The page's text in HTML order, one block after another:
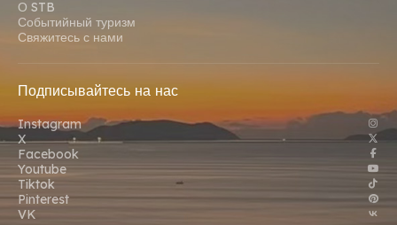
О STB
Событийный туризм
Свяжитесь с нами
Подписывайтесь на нас
Instagram
X
Facebook
Youtube
Tiktok
Pinterest
VK